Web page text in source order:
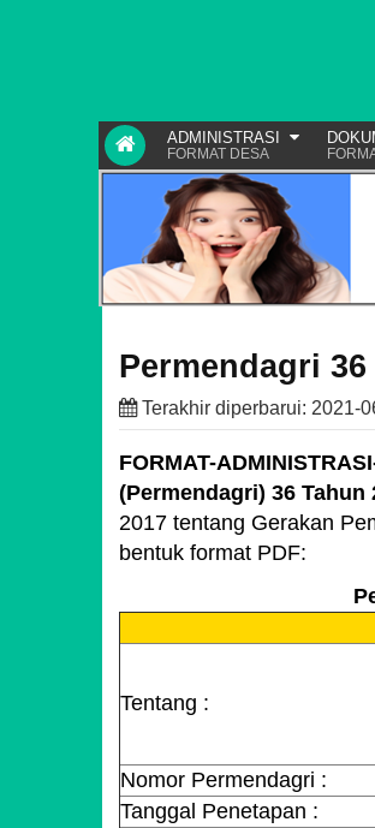
ADMINISTRASI
FORMAT DESA
Permendagri
Terakhir diperbarui: 2021-
FORMAT-
(Permendagri) 36 Tahun
2017 tentang Gerakan
bentuk format PDF:
Tentang :
Nomor Permendagri :
Tanggal Penetapan :